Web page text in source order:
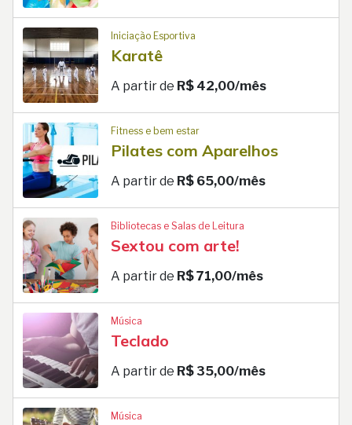
Iniciação Esportiva
Karatê
A partir de R$ 42,00/mês
Fitness e bem estar
Pilates com Aparelhos
A partir de R$ 65,00/mês
Bibliotecas e Salas de Leitura
Sextou com arte!
A partir de R$ 71,00/mês
Música
Teclado
A partir de R$ 35,00/mês
Música